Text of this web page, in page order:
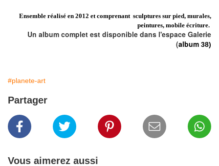
Ensemble réalisé en 2012 et comprenant sculptures sur pied, murales,
peintures, mobile écriture.
Un album complet est disponible dans l'espace Galerie
(album 38)
#planete-art
Partager
Vous aimerez aussi